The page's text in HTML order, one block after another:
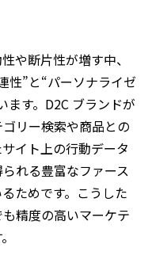
や断片性が増す中、
性”と“パーソナライゼ
す。 D2C ブランドが
リー検索や商品との
イト上の行動データ
れる豊富なファース
ためです。こうした
精度の高いマーケテ